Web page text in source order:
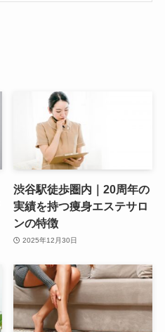
渋谷駅徒歩圏内｜20周年の
実績を持つ痩身エステサロ
ンの特徴
2025年12月30日